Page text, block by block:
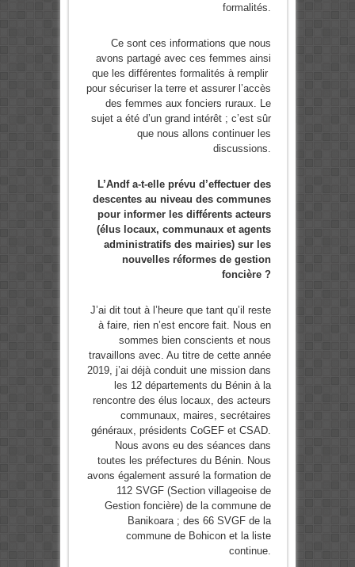
formalités.
Ce sont ces informations que nous
avons partagé avec ces femmes ainsi
que les différentes formalités à remplir
pour sécuriser la terre et assurer l’accès
des femmes aux fonciers ruraux. Le
sujet a été d’un grand intérêt ; c’est sûr
que nous allons continuer les
discussions.
L’Andf a-t-elle prévu d’effectuer des
descentes au niveau des communes
pour informer les différents acteurs
(élus locaux, communaux et agents
administratifs des mairies) sur les
nouvelles réformes de gestion
foncière ?
J’ai dit tout à l’heure que tant qu’il reste
à faire, rien n’est encore fait. Nous en
sommes bien conscients et nous
travaillons avec. Au titre de cette année
2019, j’ai déjà conduit une mission dans
les 12 départements du Bénin à la
rencontre des élus locaux, des acteurs
communaux, maires, secrétaires
généraux, présidents CoGEF et CSAD.
Nous avons eu des séances dans
toutes les préfectures du Bénin. Nous
avons également assuré la formation de
112 SVGF (Section villageoise de
Gestion foncière) de la commune de
Banikoara ; des 66 SVGF de la
commune de Bohicon et la liste
continue.